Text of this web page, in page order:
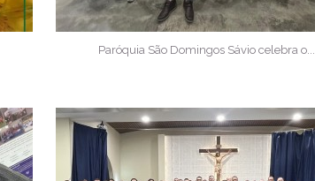
Paróquia São Domingos Sávio celebra o...